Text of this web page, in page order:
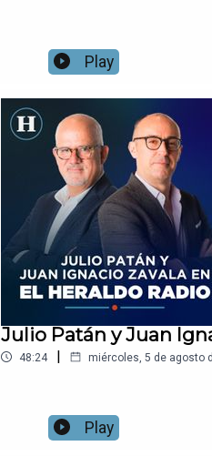
Play
Julio Patán y Juan
48:24 | miércoles, 5 de agosto
Play